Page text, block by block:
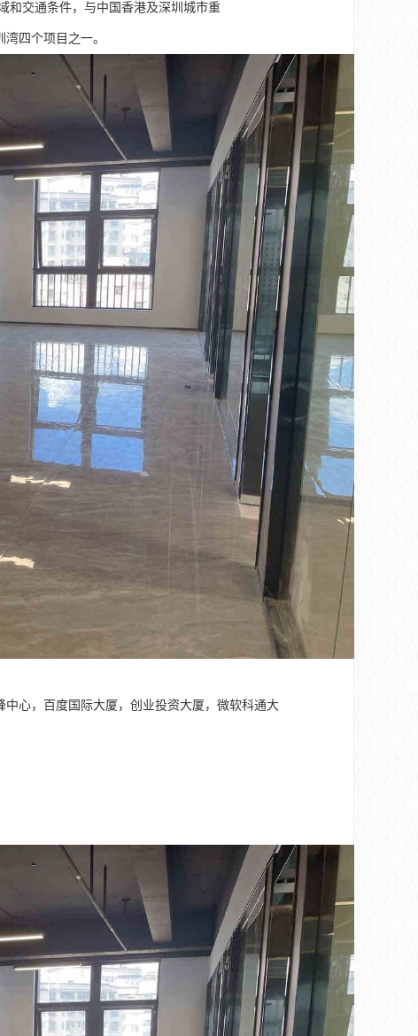
和交通条件，与中国香港及深圳城市重
四个项目之一。
心，百度国际大厦，创业投资大厦，微软科通大